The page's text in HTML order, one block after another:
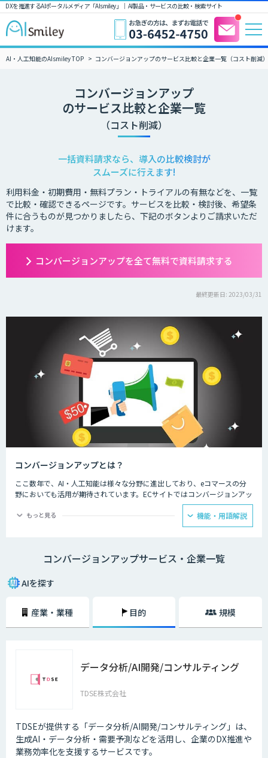
DXを推進するAIポータルメディア「AIsmiley」｜ AI製品・サービスの比較・検索サイト
AI・人工知能のAIsmiley TOP コンバージョンアップのサービス比較と企業一覧（コスト削減）
コンバージョンアップ
のサービス比較と企業一覧
（コスト削減）
一括資料請求なら、導入の比較検討が
スムーズに行えます!
利用料金・初期費用・無料プラン・トライアルの有無などを、一覧
で比較・確認できるページです。サービスを比較・検討後、希望条
件に合うものが見つかりましたら、下記のボタンよりご請求いただ
けます。
コンバージョンアップを全て無料で資料請求する
最終更新日: 2023/03/31
コンバージョンアップとは？
ここ数年で、AI・人工知能は様々な分野に進出しており、eコマースの分
野においても活用が期待されています。ECサイトではコンバージョンアッ
プのために、新しい顧客とのコミュニケーションや多様化するニーズへの
対応に、AI・人工知能の技術が活用されています。
「既にクーポンの自動表示を行っているが逆効果だという声もある」
このようなお悩みの声が数多く寄せられています。
お客様の行動履歴から1人ひとりのニーズを分析し、興味のある商品を最
もっと見る 機能・用語解説
コンバージョンアップサービス・企業一覧
AIを探す
産業・業種 目的 規模
データ分析/AI開発/コンサルティング
TDSE株式会社
TDSEが提供する「データ分析/AI開発/コンサルティング」は、
生成AI・データ分析・需要予測などを活用し、企業のDX推進や
業務効率化を支援するサービスです。